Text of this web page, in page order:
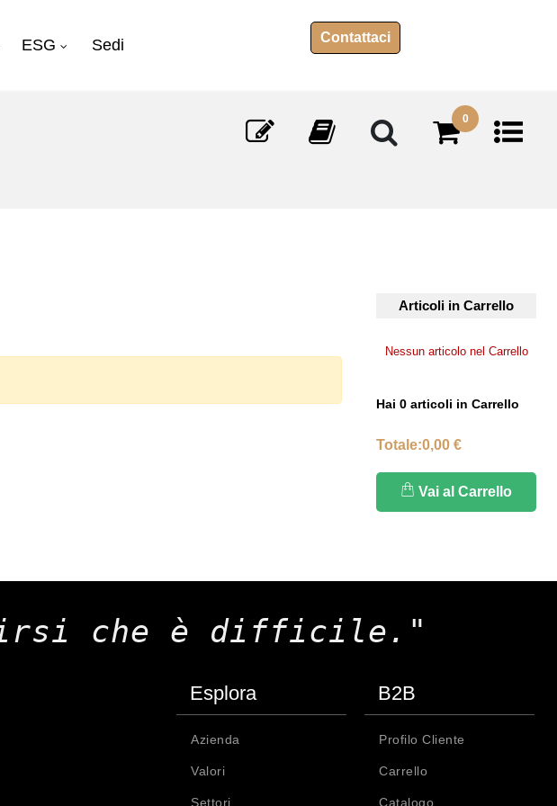
ESG Sedi Contattaci
0
Articoli in Carrello
Nessun articolo nel Carrello
Hai 0 articoli in Carrello
Totale:0,00 €
Vai al Carrello
che è difficile."
Esplora
Azienda
Valori
Settori
B2B
Profilo Cliente
Carrello
Catalogo